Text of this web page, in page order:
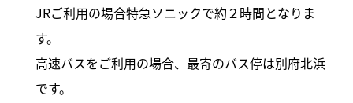
JRご利用の場合特急ソニックで約２時間となりま
す。
高速バスをご利用の場合、最寄のバス停は別府北浜
です。